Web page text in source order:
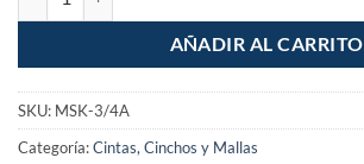
AÑADIR AL CARRITO
SKU: MSK-3/4A
Categoría:Cintas, Cinchos y Mallas